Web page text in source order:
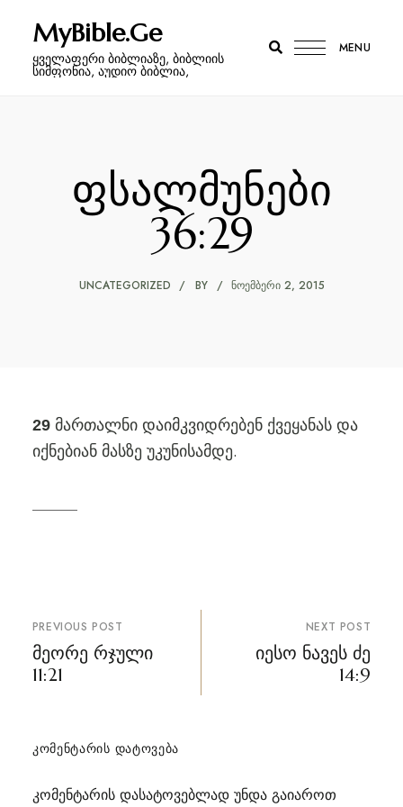
MyBible.Ge
ყველაფერი ბიბლიაზე, ბიბლიის
სიმფონია, აუდიო ბიბლია,
MENU
ფსალმუნები
36:29
UNCATEGORIZED BY ᲜᲝᲔᲛᲑᲔᲠᲘ 2, 2015
29 მართალნი დაიმკვიდრებენ ქვეყანას და
იქნებიან მასზე უკუნისამდე.
პოსტის
ნავიგაცია
PREVIOUS POST
მეორე რჯული
11:21
NEXT POST
იესო ნავეს ძე
14:9
ᲙᲝᲛᲔᲜᲢᲐᲠᲘᲡ ᲓᲐᲢᲝᲕᲔᲑᲐ
კომენტარის დასატოვებლად უნდა გაიაროთ